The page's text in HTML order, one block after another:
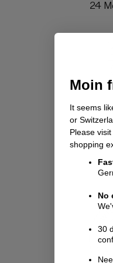
24
&
Moin
It seems
or
Please
shopping
No
30